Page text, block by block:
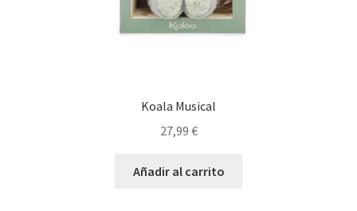
Koala Musical
27,99 €
Añadir al carrito